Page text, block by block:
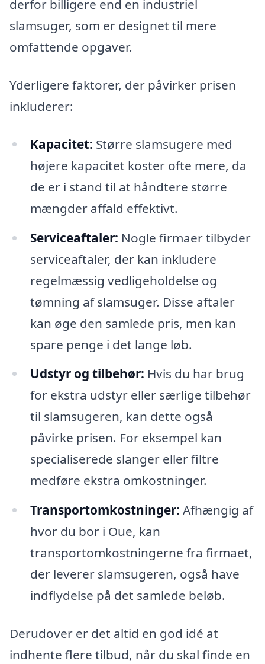
derfor billigere end en industriel
slamsuger, som er designet til mere
omfattende opgaver.
Yderligere faktorer, der påvirker prisen
inkluderer:
Kapacitet: Større slamsugere med
højere kapacitet koster ofte mere, da
de er i stand til at håndtere større
mængder affald effektivt.
Serviceaftaler: Nogle firmaer tilbyder
serviceaftaler, der kan inkludere
regelmæssig vedligeholdelse og
tømning af slamsuger. Disse aftaler
kan øge den samlede pris, men kan
spare penge i det lange løb.
Udstyr og tilbehør: Hvis du har brug
for ekstra udstyr eller særlige tilbehør
til slamsugeren, kan dette også
påvirke prisen. For eksempel kan
specialiserede slanger eller filtre
medføre ekstra omkostninger.
Transportomkostninger: Afhængig af
hvor du bor i Oue, kan
transportomkostningerne fra firmaet,
der leverer slamsugeren, også have
indflydelse på det samlede beløb.
Derudover er det altid en god idé at
indhente flere tilbud, når du skal finde en